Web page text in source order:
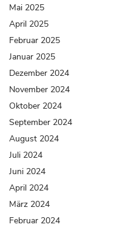
Mai 2025
April 2025
Februar 2025
Januar 2025
Dezember 2024
November 2024
Oktober 2024
September 2024
August 2024
Juli 2024
Juni 2024
April 2024
März 2024
Februar 2024